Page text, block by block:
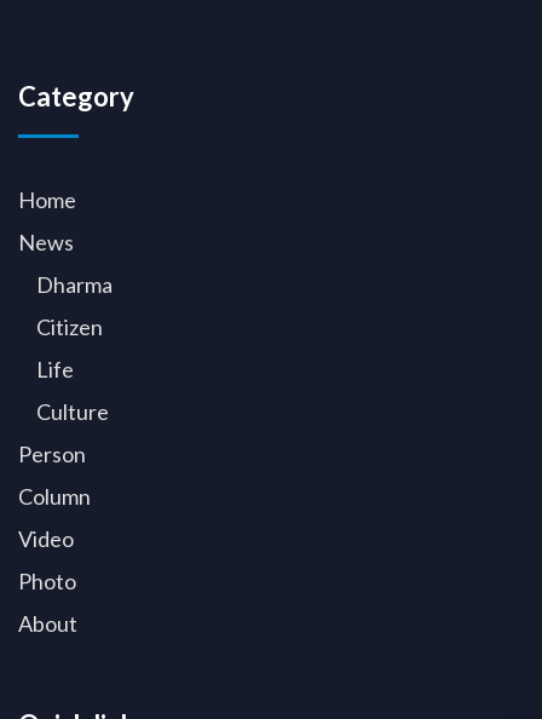
Category
Home
News
Dharma
Citizen
Life
Culture
Person
Column
Video
Photo
About